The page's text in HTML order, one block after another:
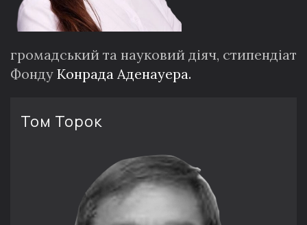
громадський та науковий діяч, стипендіат
Фонду Конрада Аденауера.
Том Торок